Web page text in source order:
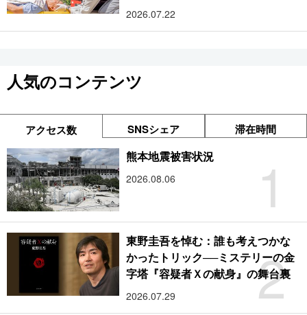
2026.07.22
人気のコンテンツ
アクセス数 SNSシェア 滞在時間
1
熊本地震被害状況
2026.08.06
2
東野圭吾を悼む：誰も考えつかな
かったトリック──ミステリーの金
字塔『容疑者Ｘの献身』の舞台裏
2026.07.29